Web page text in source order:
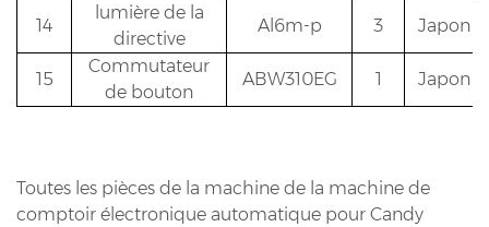
14
lumière de la
directive
Al6m-p 3 Japon
15
Commutateur
de bouton
ABW310EG 1 Japon
Toutes les pièces de la machine de la machine de
comptoir électronique automatique pour Candy